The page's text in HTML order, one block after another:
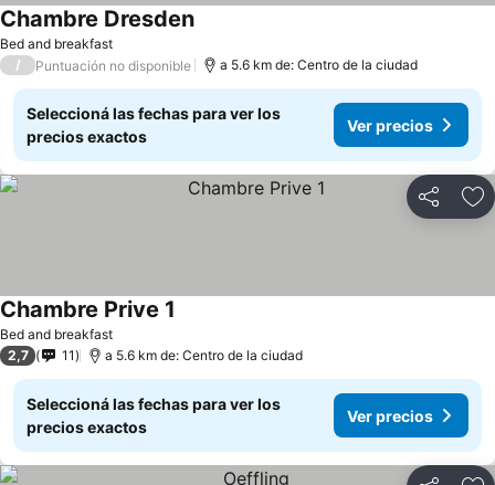
Bed and breakfast
Chambre Dresden
/ Puntuación no disponible a 5.6 km de: Centro de la ciudad
Seleccioná las fechas para ver los
precios exactos
Ver precios
Compartir
Bed and breakfast
Chambre Prive 1
2,7 11 a 5.6 km de: Centro de la ciudad
Seleccioná las fechas para ver los
precios exactos
Ver precios